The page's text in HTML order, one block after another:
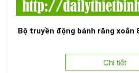
Bộ truyền động bánh răng xoắn
Chi tiết